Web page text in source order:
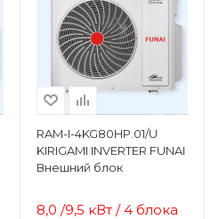
RAM-I-4KG80HP.01/U
KIRIGAMI INVERTER FUNAI
Внешний блок
8,0 /9,5 кВт / 4 блока